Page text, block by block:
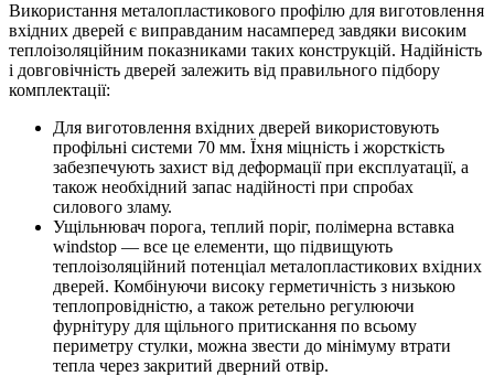
Використання металопластикового профілю для виготовлення
вхідних дверей є виправданим насамперед завдяки високим
теплоізоляційним показниками таких конструкцій. Надійність
і довговічність дверей залежить від правильного підбору
комплектації:
Для виготовлення вхідних дверей використовують
профільні системи 70 мм. Їхня міцність і жорсткість
забезпечують захист від деформації при експлуатації, а
також необхідний запас надійності при спробах
силового зламу.
Ущільнювач порога, теплий поріг, полімерна вставка
windstop — все це елементи, що підвищують
теплоізоляційний потенціал металопластикових вхідних
дверей. Комбінуючи високу герметичність з низькою
теплопровідністю, а також ретельно регулюючи
фурнітуру для щільного притискання по всьому
периметру стулки, можна звести до мінімуму втрати
тепла через закритий дверний отвір.